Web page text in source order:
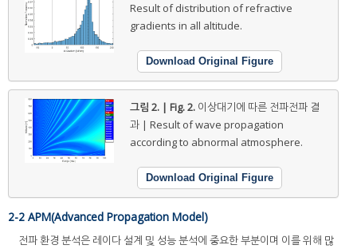
Result of distribution of refractive
gradients in all altitude.
Download Original Figure
그림 2. | Fig. 2. 이상대기에 따른 전파전파 결
과 | Result of wave propagation
according to abnormal atmosphere.
Download Original Figure
2-2 APM(Advanced Propagation Model)
전파 환경 분석은 레이다 설계 및 성능 분석에 중요한 부분이며 이를 위해 많